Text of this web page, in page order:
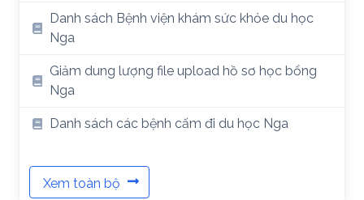
Danh sách Bệnh viện khám sức khỏe du học
Nga
Giảm dung lượng file upload hồ sơ học bổng
Nga
Danh sách các bệnh cấm đi du học Nga
Xem toàn bộ